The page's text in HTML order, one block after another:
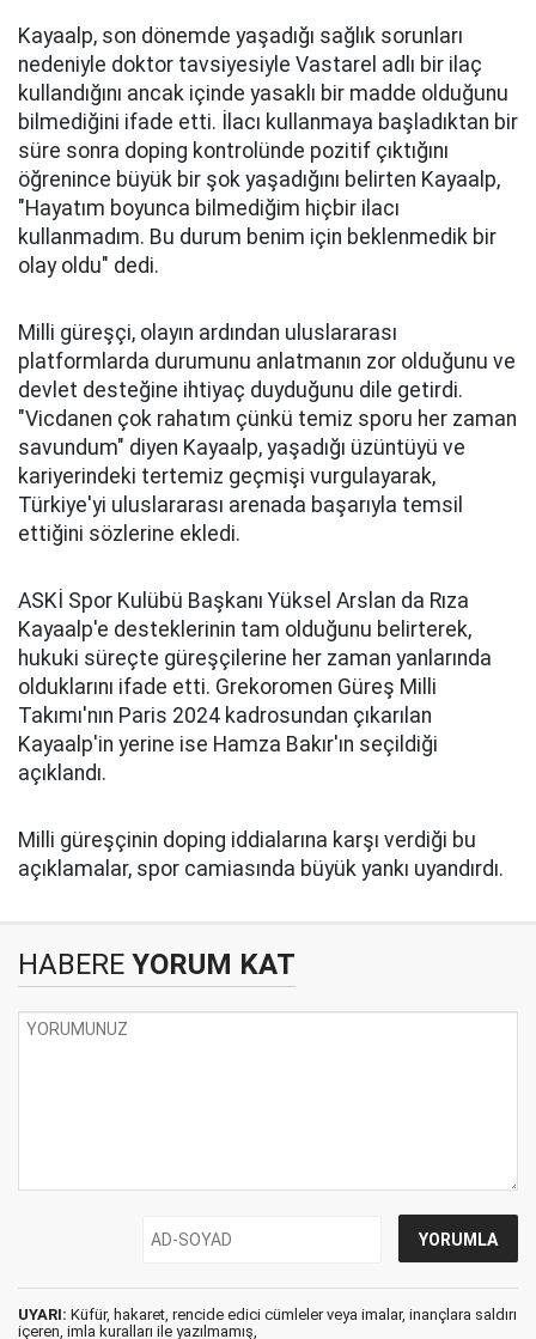
Kayaalp, son dönemde yaşadığı sağlık sorunları
nedeniyle doktor tavsiyesiyle Vastarel adlı bir ilaç
kullandığını ancak içinde yasaklı bir madde olduğunu
bilmediğini ifade etti. İlacı kullanmaya başladıktan bir
süre sonra doping kontrolünde pozitif çıktığını
öğrenince büyük bir şok yaşadığını belirten Kayaalp,
"Hayatım boyunca bilmediğim hiçbir ilacı
kullanmadım. Bu durum benim için beklenmedik bir
olay oldu" dedi.
Milli güreşçi, olayın ardından uluslararası
platformlarda durumunu anlatmanın zor olduğunu ve
devlet desteğine ihtiyaç duyduğunu dile getirdi.
"Vicdanen çok rahatım çünkü temiz sporu her zaman
savundum" diyen Kayaalp, yaşadığı üzüntüyü ve
kariyerindeki tertemiz geçmişi vurgulayarak,
Türkiye'yi uluslararası arenada başarıyla temsil
ettiğini sözlerine ekledi.
ASKİ Spor Kulübü Başkanı Yüksel Arslan da Rıza
Kayaalp'e desteklerinin tam olduğunu belirterek,
hukuki süreçte güreşçilerine her zaman yanlarında
olduklarını ifade etti. Grekoromen Güreş Milli
Takımı'nın Paris 2024 kadrosundan çıkarılan
Kayaalp'in yerine ise Hamza Bakır'ın seçildiği
açıklandı.
Milli güreşçinin doping iddialarına karşı verdiği bu
açıklamalar, spor camiasında büyük yankı uyandırdı.
HABERE YORUM KAT
UYARI: Küfür, hakaret, rencide edici cümleler veya imalar, inançlara saldırı
içeren, imla kuralları ile yazılmamış,